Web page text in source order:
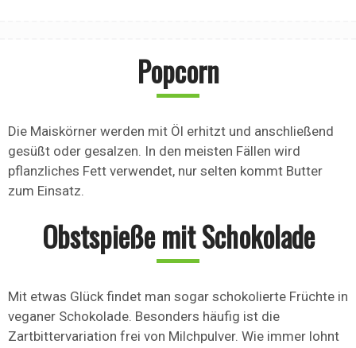
Popcorn
Die Maiskörner werden mit Öl erhitzt und anschließend
gesüßt oder gesalzen. In den meisten Fällen wird
pflanzliches Fett verwendet, nur selten kommt Butter
zum Einsatz.
Obstspieße mit Schokolade
Mit etwas Glück findet man sogar schokolierte Früchte in
veganer Schokolade. Besonders häufig ist die
Zartbittervariation frei von Milchpulver. Wie immer lohnt